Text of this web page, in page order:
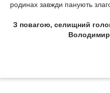
родинах завжди панують
З повагою,